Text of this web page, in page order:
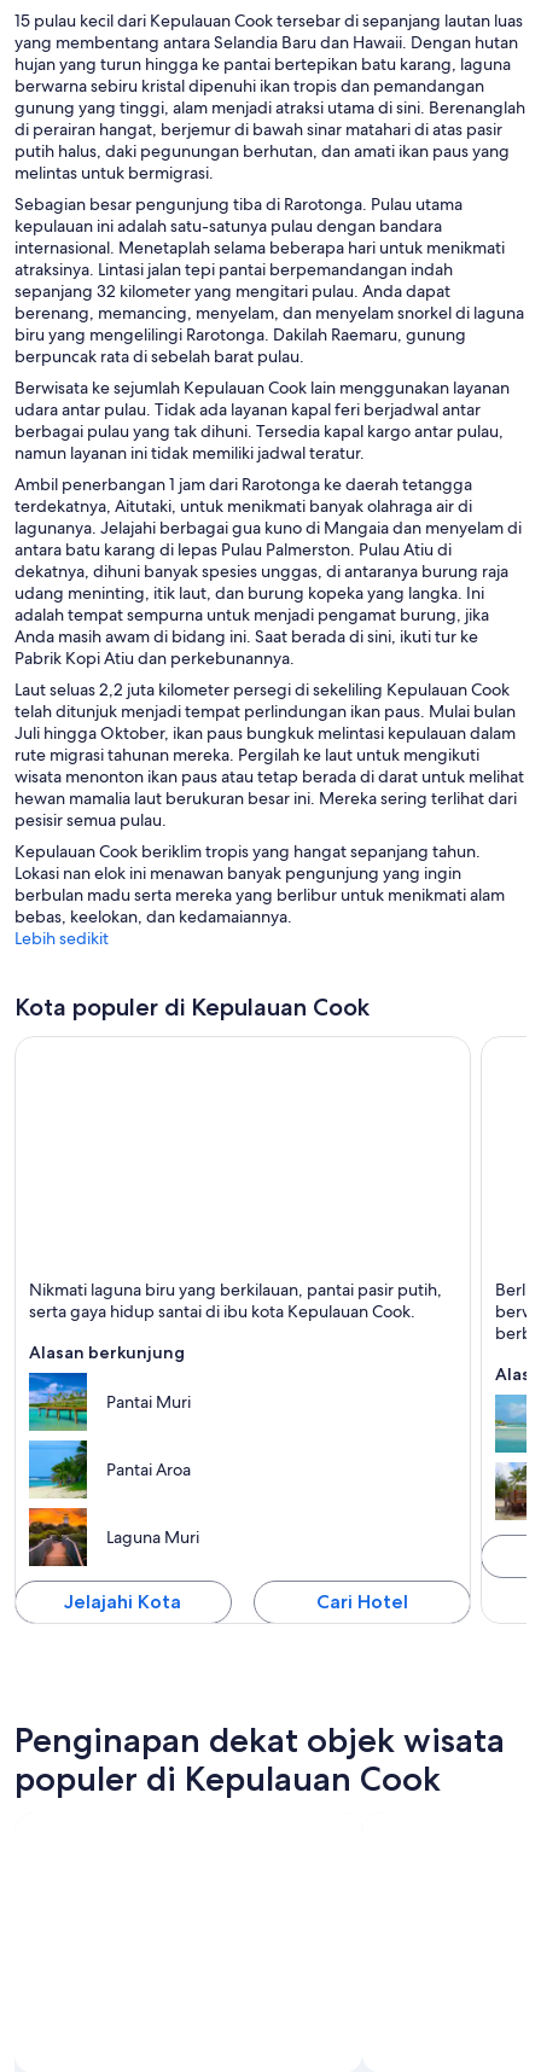
15 pulau kecil dari Kepulauan Cook tersebar di sepanjang lautan luas
yang membentang antara Selandia Baru dan Hawaii. Dengan hutan
hujan yang turun hingga ke pantai bertepikan batu karang, laguna
berwarna sebiru kristal dipenuhi ikan tropis dan pemandangan
gunung yang tinggi, alam menjadi atraksi utama di sini. Berenanglah
di perairan hangat, berjemur di bawah sinar matahari di atas pasir
putih halus, daki pegunungan berhutan, dan amati ikan paus yang
melintas untuk bermigrasi.
Sebagian besar pengunjung tiba di Rarotonga. Pulau utama
kepulauan ini adalah satu-satunya pulau dengan bandara
internasional. Menetaplah selama beberapa hari untuk menikmati
atraksinya. Lintasi jalan tepi pantai berpemandangan indah
sepanjang 32 kilometer yang mengitari pulau. Anda dapat
berenang, memancing, menyelam, dan menyelam snorkel di laguna
biru yang mengelilingi Rarotonga. Dakilah Raemaru, gunung
berpuncak rata di sebelah barat pulau.
Berwisata ke sejumlah Kepulauan Cook lain menggunakan layanan
udara antar pulau. Tidak ada layanan kapal feri berjadwal antar
berbagai pulau yang tak dihuni. Tersedia kapal kargo antar pulau,
namun layanan ini tidak memiliki jadwal teratur.
Ambil penerbangan 1 jam dari Rarotonga ke daerah tetangga
terdekatnya, Aitutaki, untuk menikmati banyak olahraga air di
lagunanya. Jelajahi berbagai gua kuno di Mangaia dan menyelam di
antara batu karang di lepas Pulau Palmerston. Pulau Atiu di
dekatnya, dihuni banyak spesies unggas, di antaranya burung raja
udang meninting, itik laut, dan burung kopeka yang langka. Ini
adalah tempat sempurna untuk menjadi pengamat burung, jika
Anda masih awam di bidang ini. Saat berada di sini, ikuti tur ke
Pabrik Kopi Atiu dan perkebunannya.
Laut seluas 2,2 juta kilometer persegi di sekeliling Kepulauan Cook
telah ditunjuk menjadi tempat perlindungan ikan paus. Mulai bulan
Juli hingga Oktober, ikan paus bungkuk melintasi kepulauan dalam
rute migrasi tahunan mereka. Pergilah ke laut untuk mengikuti
wisata menonton ikan paus atau tetap berada di darat untuk melihat
hewan mamalia laut berukuran besar ini. Mereka sering terlihat dari
pesisir semua pulau.
Kepulauan Cook beriklim tropis yang hangat sepanjang tahun.
Lokasi nan elok ini menawan banyak pengunjung yang ingin
berbulan madu serta mereka yang berlibur untuk menikmati alam
bebas, keelokan, dan kedamaiannya.
Lebih sedikit
Kota populer di Kepulauan Cook
Terkenal dengan Pantai, Kepulauan, dan Snorkeling
Nikmati laguna biru yang berkilauan, pantai pasir putih,
serta gaya hidup santai di ibu kota Kepulauan Cook.
Alasan berkunjung
Pantai Muri
Pantai Aroa
Laguna Muri
Jelajahi Kota Cari Hotel
Penginapan dekat objek wisata
populer di Kepulauan Cook